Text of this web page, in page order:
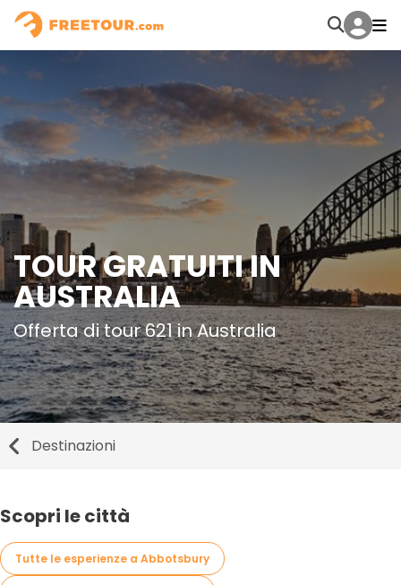
TOUR GRATUITI IN
AUSTRALIA
Offerta di tour 621 in Australia
Destinazioni
Scopri le città
Tutte le esperienze a Abbotsbury